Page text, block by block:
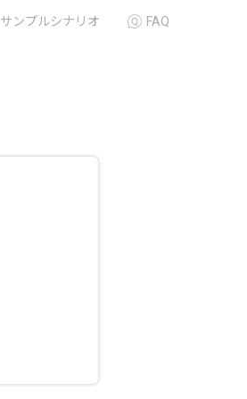
サンプルシナリオ FAQ